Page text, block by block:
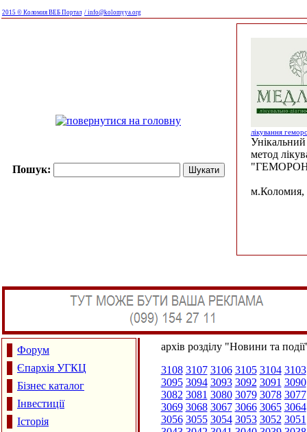
2015 © Коломия ВЕБ Портал / info@kolomyya.org
Пошук:
лікування
Унікальний
метод
м.Коломия,
Форум
Єпархія УГКЦ
Бізнес каталог
Інвестиції
Історія
архів розділу "Новини та
3108 3107 3106 3105 3104 3103
3095 3094 3093 3092 3091 3090
3082 3081 3080 3079 3078 3077
3069 3068 3067 3066 3065 3064
3056 3055 3054 3053 3052 3051